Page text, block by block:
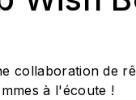
collaboration de
à l'écoute !